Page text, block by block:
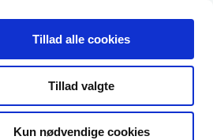
Tillad alle cookies
Tillad valgte
Kun nødvendige cookies